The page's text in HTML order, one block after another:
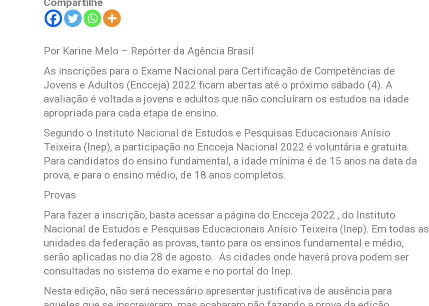
Compartilhe
Por Karine Melo – Repórter da Agência Brasil
As inscrições para o Exame Nacional para Certificação de Competências de
Jovens e Adultos (Encceja) 2022 ficam abertas até o próximo sábado (4). A
avaliação é voltada a jovens e adultos que não concluíram os estudos na idade
apropriada para cada etapa de ensino.
Segundo o Instituto Nacional de Estudos e Pesquisas Educacionais Anísio
Teixeira (Inep), a participação no Encceja Nacional 2022 é voluntária e gratuita.
Para candidatos do ensino fundamental, a idade mínima é de 15 anos na data da
prova, e para o ensino médio, de 18 anos completos.
Provas
Para fazer a inscrição, basta acessar a página do Encceja 2022 , do Instituto
Nacional de Estudos e Pesquisas Educacionais Anísio Teixeira (Inep). Em todas as
unidades da federação as provas, tanto para os ensinos fundamental e médio,
serão aplicadas no dia 28 de agosto. As cidades onde haverá prova podem ser
consultadas no sistema do exame e no portal do Inep.
Nesta edição, não será necessário apresentar justificativa de ausência para